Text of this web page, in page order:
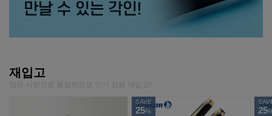
재입고
많은 사랑으로 품절되었던 인기 상품 재입고!
SAVE
25% 25